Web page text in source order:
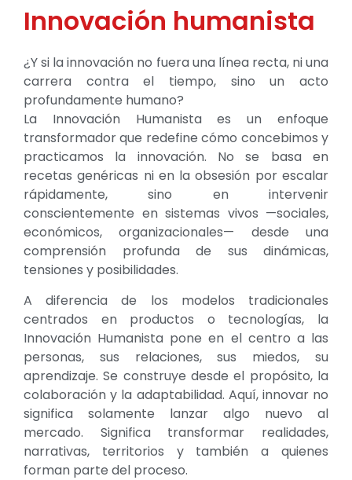
Innovación humanista
¿Y si la innovación no fuera una línea recta, ni una
carrera contra el tiempo, sino un acto
profundamente humano?
La Innovación Humanista es un enfoque
transformador que redefine cómo concebimos y
practicamos la innovación. No se basa en
recetas genéricas ni en la obsesión por escalar
rápidamente, sino en intervenir
conscientemente en sistemas vivos —sociales,
económicos, organizacionales— desde una
comprensión profunda de sus dinámicas,
tensiones y posibilidades.
A diferencia de los modelos tradicionales
centrados en productos o tecnologías, la
Innovación Humanista pone en el centro a las
personas, sus relaciones, sus miedos, su
aprendizaje. Se construye desde el propósito, la
colaboración y la adaptabilidad. Aquí, innovar no
significa solamente lanzar algo nuevo al
mercado. Significa transformar realidades,
narrativas, territorios y también a quienes
forman parte del proceso.